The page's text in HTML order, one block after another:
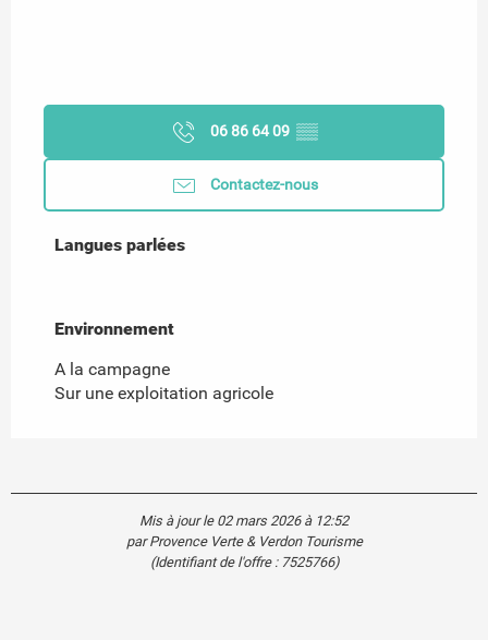
06 86 64 09 ▒▒
Contactez-nous
Langues parlées
Langues parlées
Environnement
Environnement
A la campagne
Sur une exploitation agricole
Mis à jour le 02 mars 2026 à 12:52
par Provence Verte & Verdon Tourisme
(Identifiant de l'offre : 7525766)